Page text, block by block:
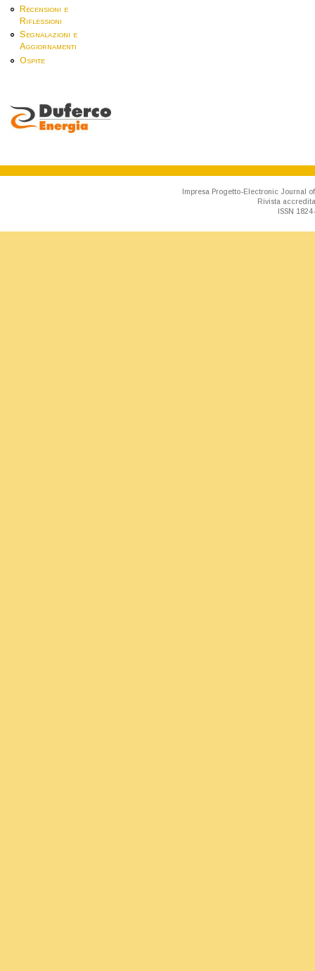
Recensioni e
Riflessioni
Segnalazioni e
Aggiornamenti
Ospite
Impresa Progetto-Electronic Journal
Rivista
ISSN